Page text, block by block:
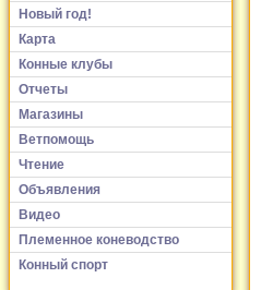
Новый год!
Карта
Конные клубы
Отчеты
Магазины
Ветпомощь
Чтение
Объявления
Видео
Племенное коневодство
Конный спорт